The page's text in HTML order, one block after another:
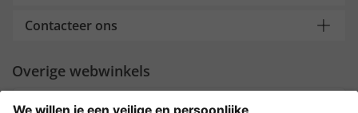
Contacteer ons
Overige webwinkels
Nederland